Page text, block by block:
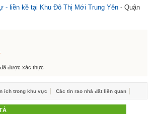
- liền kề tại Khu Đô Thị Mới Trung Yên - Quận
được xác thực
ích trong khu vực Các tin rao nhà đất liên quan